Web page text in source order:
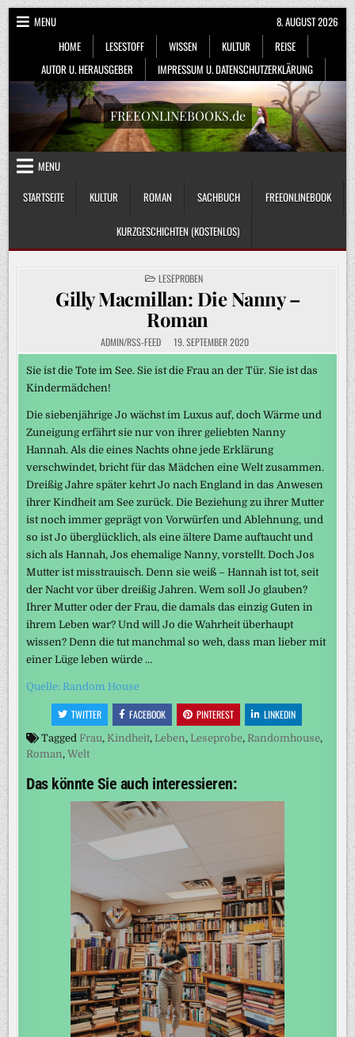
Skip
to
content
MENU
HOME
LESESTOFF WISSEN KULTUR
REISE
AUTOR U. HERAUSGEBER
IMPRESSUM U. DATENSCHUTZERKLÄRUNG
8. AUGUST 2026
FREEONLINEBOOKS.de
MENU
STARTSEITE
KULTUR ROMAN SACHBUCH FREEONLINEBOOK
KURZGESCHICHTEN (KOSTENLOS)
POSTED
IN
LESEPROBEN
Gilly Macmillan: Die Nanny –
Roman
ADMIN/RSS-FEED 19. SEPTEMBER 2020
Sie ist die Tote im See. Sie ist die Frau an der Tür. Sie ist das
Kindermädchen!
Die siebenjährige Jo wächst im Luxus auf, doch Wärme und
Zuneigung erfährt sie nur von ihrer geliebten Nanny
Hannah. Als die eines Nachts ohne jede Erklärung
verschwindet, bricht für das Mädchen eine Welt zusammen.
Dreißig Jahre später kehrt Jo nach England in das Anwesen
ihrer Kindheit am See zurück. Die Beziehung zu ihrer Mutter
ist noch immer geprägt von Vorwürfen und Ablehnung, und
so ist Jo überglücklich, als eine ältere Dame auftaucht und
sich als Hannah, Jos ehemalige Nanny, vorstellt. Doch Jos
Mutter ist misstrauisch. Denn sie weiß – Hannah ist tot, seit
der Nacht vor über dreißig Jahren. Wem soll Jo glauben?
Ihrer Mutter oder der Frau, die damals das einzig Guten in
ihrem Leben war? Und will Jo die Wahrheit überhaupt
wissen? Denn die tut manchmal so weh, dass man lieber mit
einer Lüge leben würde …
Quelle: Random House
TWITTER FACEBOOK PINTEREST LINKEDIN
Tagged Frau, Kindheit, Leben, Leseprobe, Randomhouse,
Roman,Welt
Das könnte Sie auch interessieren: